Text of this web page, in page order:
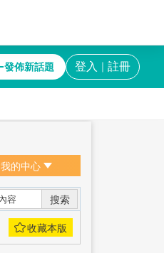
發佈新話題 登入 ｜ 註冊
我的中心
搜索